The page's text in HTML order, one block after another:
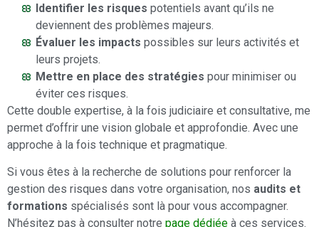
Identifier les risques potentiels avant qu’ils ne
deviennent des problèmes majeurs.
Évaluer les impacts possibles sur leurs activités et
leurs projets.
Mettre en place des stratégies pour minimiser ou
éviter ces risques.
Cette double expertise, à la fois judiciaire et consultative, me
permet d’offrir une vision globale et approfondie. Avec une
approche à la fois technique et pragmatique.
Si vous êtes à la recherche de solutions pour renforcer la
gestion des risques dans votre organisation, nos audits et
formations spécialisés sont là pour vous accompagner.
N’hésitez pas à consulter notre page dédiée à ces services.